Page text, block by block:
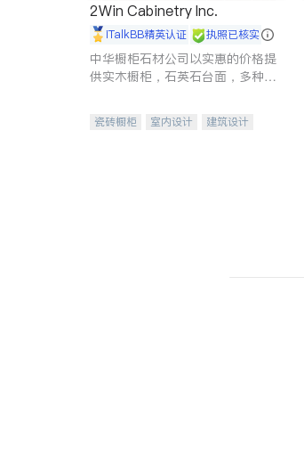
2Win Cabinetry Inc.
iTalkBB精英认证 执照已核实
中华橱柜石材公司以实惠的价格提
供实木橱柜，石英石台面，多种优
机。品质厨房，家的选择。
瓷砖橱柜 室内设计
建筑设计